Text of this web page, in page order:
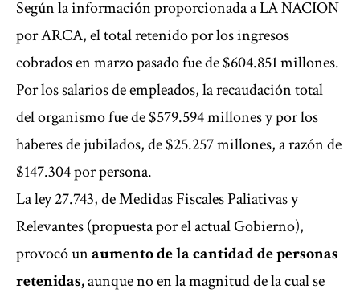
Según la información proporcionada a LA NACION
por ARCA, el total retenido por los ingresos
cobrados en marzo pasado fue de $604.851 millones.
Por los salarios de empleados, la recaudación total
del organismo fue de $579.594 millones y por los
haberes de jubilados, de $25.257 millones, a razón de
$147.304 por persona.
La ley 27.743, de Medidas Fiscales Paliativas y
Relevantes (propuesta por el actual Gobierno),
provocó unaumento dela cantidad de personas
retenidas,aunque no en la magnitud de la cual se